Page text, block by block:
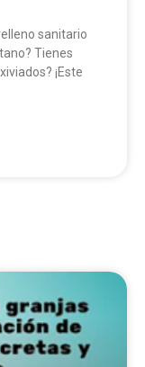
sanitario
Tienes
¡Este